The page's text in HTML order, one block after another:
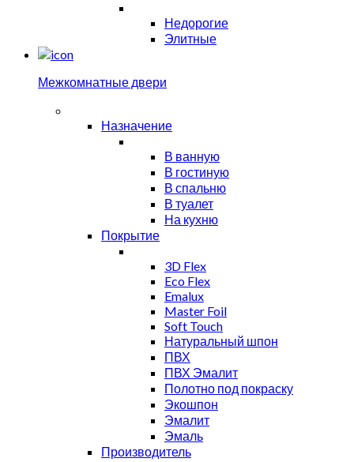
Недорогие
Элитные
Межкомнатные двери
Назначение
В ванную
В гостиную
В спальню
В туалет
На кухню
Покрытие
3D Flex
Eco Flex
Emalux
Master Foil
Soft Touch
Натуральный шпон
ПВХ
ПВХ Эмалит
Полотно под покраску
Экошпон
Эмалит
Эмаль
Производитель